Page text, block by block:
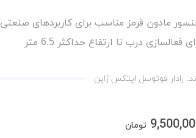
مادون قرمز مناسب برای کاربردهای صنعتی
فعالسازی درب تا ارتفاع حداکثر 6.5 متر
رادار فوتوسل اپتکس ژاپن
تومان